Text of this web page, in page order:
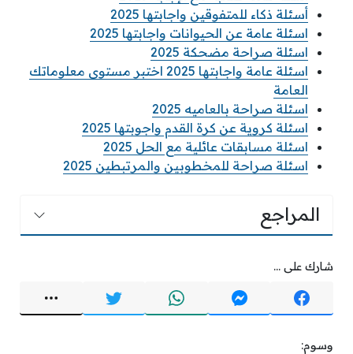
أسئلة ذكاء للمتفوقين واجابتها 2025
اسئلة عامة عن الحيوانات واجابتها 2025
اسئلة صراحة مضحكة 2025
اسئلة عامة واجابتها 2025 اختبر مستوى معلوماتك
العامة
اسئلة صراحة بالعاميه 2025
اسئلة كروية عن كرة القدم واجوبتها 2025
اسئلة مسابقات عائلية مع الحل 2025
اسئلة صراحة للمخطوبين والمرتبطين 2025
المراجع
شارك على ...
وسوم: